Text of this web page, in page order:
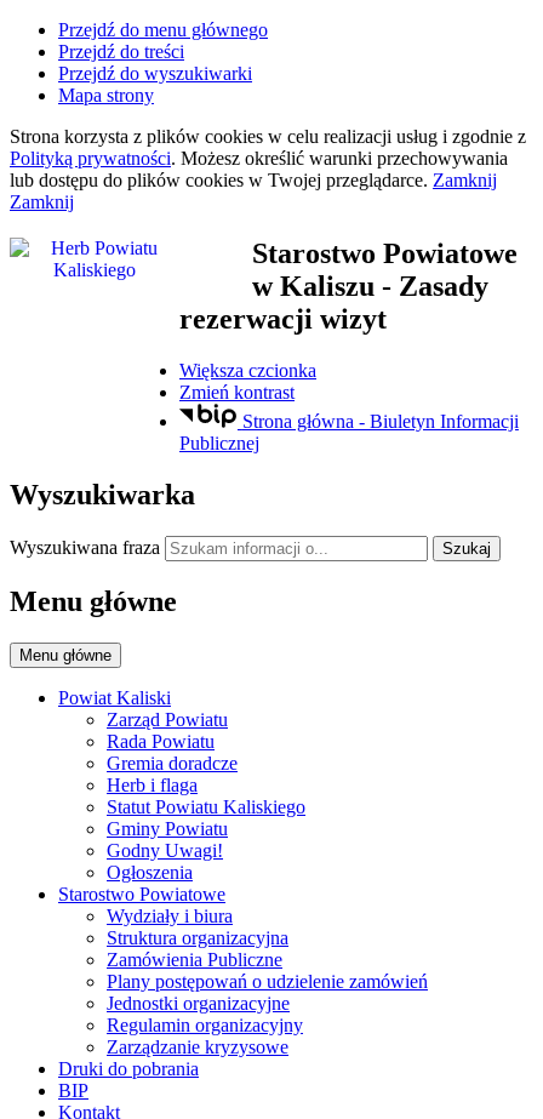
Przejdź do menu głównego
Przejdź do treści
Przejdź do wyszukiwarki
Mapa strony
Strona korzysta z plików cookies w celu realizacji usług i zgodnie z
Polityką prywatności. Możesz określić warunki przechowywania
lub dostępu do plików cookies w Twojej przeglądarce. Zamknij
Zamknij
Starostwo Powiatowe
w Kaliszu - Zasady
rezerwacji wizyt
Większa czcionka
Zmień kontrast
Strona główna - Biuletyn Informacji
Publicznej
Wyszukiwarka
Wyszukiwana fraza Szukaj
Menu główne
Menu główne
Powiat Kaliski
Zarząd Powiatu
Rada Powiatu
Gremia doradcze
Herb i flaga
Statut Powiatu Kaliskiego
Gminy Powiatu
Godny Uwagi!
Ogłoszenia
Starostwo Powiatowe
Wydziały i biura
Struktura organizacyjna
Zamówienia Publiczne
Plany postępowań o udzielenie zamówień
Jednostki organizacyjne
Regulamin organizacyjny
Zarządzanie kryzysowe
Druki do pobrania
BIP
Kontakt